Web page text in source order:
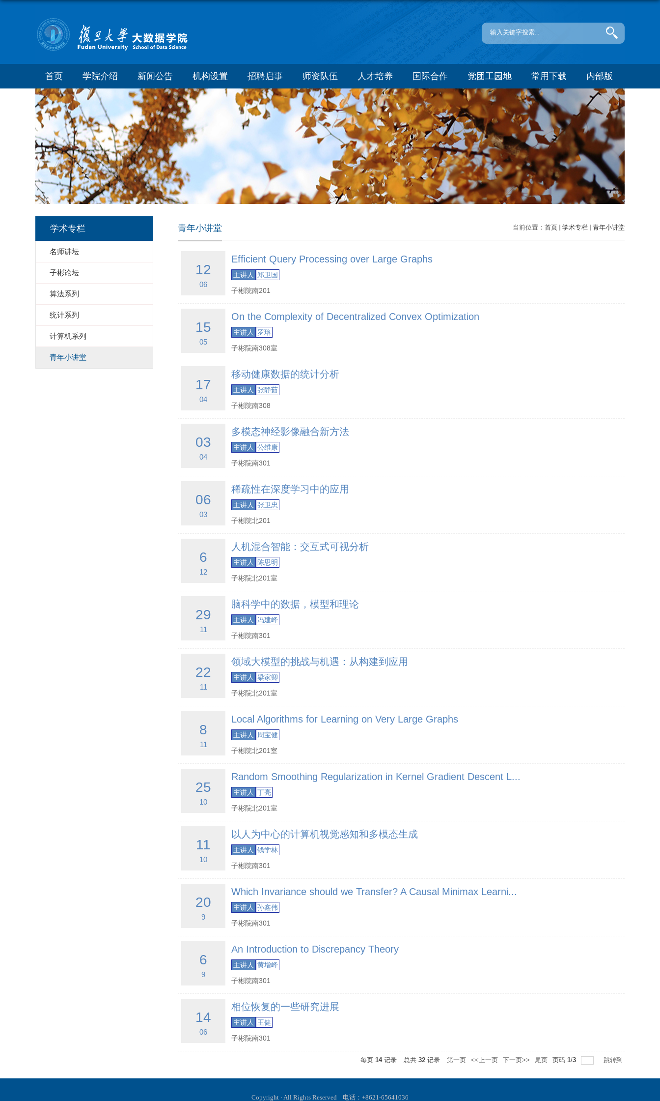
首页 学院介绍 新闻公告 机构设置 招聘启事 师资队伍 人才培养 国际合作 党团工园地 常用下载 内部版
学术专栏
名师讲坛
子彬论坛
算法系列
统计系列
计算机系列
青年小讲堂
当前位置： 首页 学术专栏 青年小讲堂
青年小讲堂
12
06
Efficient Query Processing over Large Graphs
主讲人
郑卫国
子彬院南201
15
05
On the Complexity of Decentralized Convex Optimization
主讲人
罗珞
子彬院南308室
17
04
移动健康数据的统计分析
主讲人
张静茹
子彬院南308
03
04
多模态神经影像融合新方法
主讲人
公维康
子彬院南301
06
03
稀疏性在深度学习中的应用
主讲人
张卫忠
子彬院北201
6
12
人机混合智能：交互式可视分析
主讲人
陈思明
子彬院北201室
29
11
脑科学中的数据，模型和理论
主讲人
冯建峰
子彬院南301
22
11
领域大模型的挑战与机遇：从构建到应用
主讲人
梁家卿
子彬院北201室
8
11
Local Algorithms for Learning on Very Large Graphs
主讲人
周宝健
子彬院北201室
25
10
Random Smoothing Regularization in Kernel Gradient Descent L...
主讲人
丁亮
子彬院北201室
11
10
以人为中心的计算机视觉感知和多模态生成
主讲人
钱学林
子彬院南301
20
9
Which Invariance should we Transfer? A Causal Minimax Learni...
主讲人
孙鑫伟
子彬院南301
6
9
An Introduction to Discrepancy Theory
主讲人
黄增峰
子彬院南301
14
06
相位恢复的一些研究进展
主讲人
王健
子彬院南301
每页 14记录 总共 32 记录 第一页 <<上一页 下一页>> 尾页 页码 1/3 跳转到
Copyright · All Rights Reserved 电话：+8621-65641036